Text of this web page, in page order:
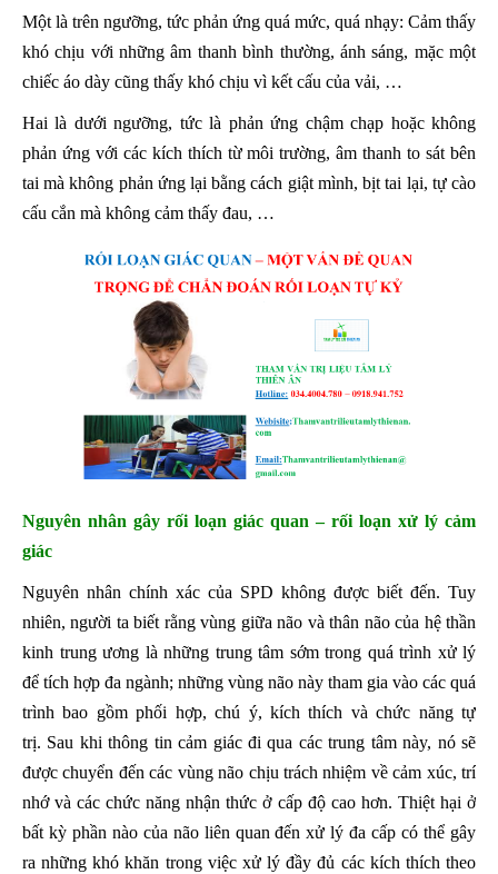
Một là trên ngưỡng, tức phản ứng quá mức, quá nhạy: Cảm thấy
khó chịu với những âm thanh bình thường, ánh sáng, mặc một
chiếc áo dày cũng thấy khó chịu vì kết cấu của vải, …
Hai là dưới ngưỡng, tức là phản ứng chậm chạp hoặc không
phản ứng với các kích thích từ môi trường, âm thanh to sát bên
tai mà không phản ứng lại bằng cách giật mình, bịt tai lại, tự cào
cấu cắn mà không cảm thấy đau, …
Nguyên nhân gây rối loạn giác quan – rối loạn xử lý cảm
giác
Nguyên nhân chính xác của SPD không được biết đến. Tuy
nhiên, người ta biết rằng vùng giữa não và thân não của hệ thần
kinh trung ương là những trung tâm sớm trong quá trình xử lý
để tích hợp đa ngành; những vùng não này tham gia vào các quá
trình bao gồm phối hợp, chú ý, kích thích và chức năng tự
trị. Sau khi thông tin cảm giác đi qua các trung tâm này, nó sẽ
được chuyển đến các vùng não chịu trách nhiệm về cảm xúc, trí
nhớ và các chức năng nhận thức ở cấp độ cao hơn. Thiệt hại ở
bất kỳ phần nào của não liên quan đến xử lý đa cấp có thể gây
ra những khó khăn trong việc xử lý đầy đủ các kích thích theo